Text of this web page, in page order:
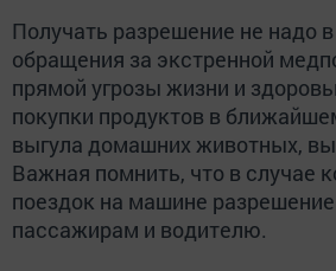
Получать разрешение не надо
обращения за экстренной
прямой угрозы жизни и
покупки продуктов в
выгула домашних животных,
Важная помнить, что в случае
поездок на машине
пассажирам и водителю.